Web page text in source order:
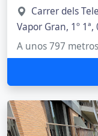
Carrer dels
Vapor Gran, 1º
A unos 797